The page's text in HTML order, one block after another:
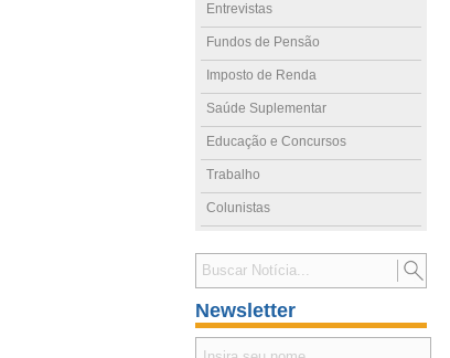
Entrevistas
Fundos de Pensão
Imposto de Renda
Saúde Suplementar
Educação e Concursos
Trabalho
Colunistas
Newsletter